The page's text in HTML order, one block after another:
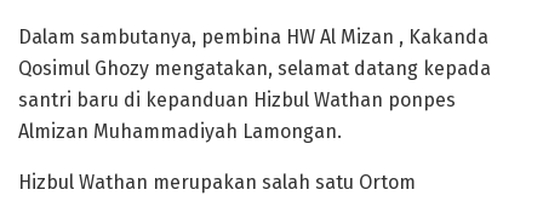
Dalam sambutanya, pembina HW Al Mizan , Kakanda
Qosimul Ghozy mengatakan, selamat datang kepada
santri baru di kepanduan Hizbul Wathan ponpes
Almizan Muhammadiyah Lamongan.
Hizbul Wathan merupakan salah satu Ortom